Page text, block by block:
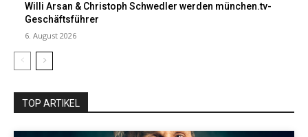
Willi Arsan & Christoph Schwedler werden münchen.tv-
Geschäftsführer
6. August 2026
TOP ARTIKEL